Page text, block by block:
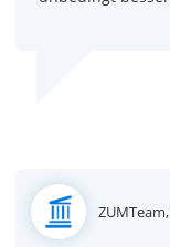
ZUMTeam,